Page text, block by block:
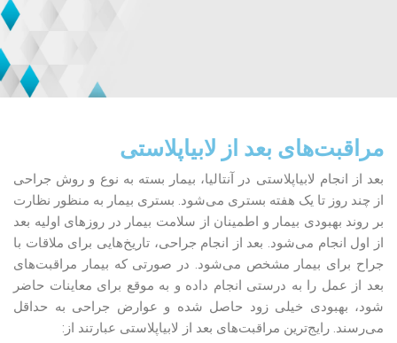
مراقبت‌های بعد از لابیاپلاستی
بعد از انجام لابیاپلاستی در آنتالیا، بیمار بسته به نوع و روش جراحی
از چند روز تا یک هفته بستری می‌شود. بستری بیمار به منظور نظارت
بر روند بهبودی بیمار و اطمینان از سلامت بیمار در روزهای اولیه بعد
از اول انجام می‌شود. بعد از انجام جراحی، تاریخ‌هایی برای ملاقات با
جراح برای بیمار مشخص می‌شود. در صورتی که بیمار مراقبت‌های
بعد از عمل را به درستی انجام داده و به موقع برای معاینات حاضر
شود، بهبودی خیلی زود حاصل شده و عوارض جراحی به حداقل
می‌رسند. رایج‌ترین مراقبت‌های بعد از لابیاپلاستی عبارتند از: